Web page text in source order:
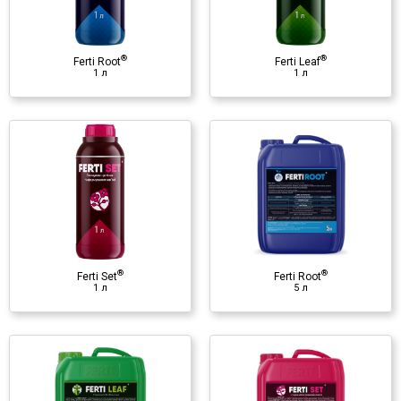
Ferti Root®
1 л
Ferti Leaf®
1 л
♦ аминокислоты
♦ органическое вещество
♦ N, K2
Ferti Set®
1 л
Ferti Root®
5 л
Ferti Root®
5 л
Регулятор роста
♦ альгиновая кислота
♦ бетаин
♦ полисахариды
♦ фитогормоны
♦ витаминный комплекс групп
B, C, D
Ferti Set